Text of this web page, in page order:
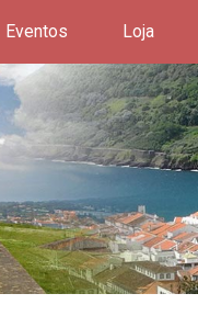
Eventos Loja